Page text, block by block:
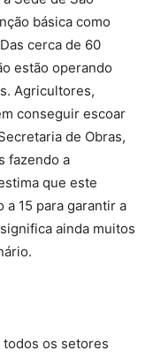
básica como
cerca de 60
estão operando
Agricultores,
conseguir escoar
de Obras,
fazendo a
que este
15 para garantir a
ainda muitos
os setores